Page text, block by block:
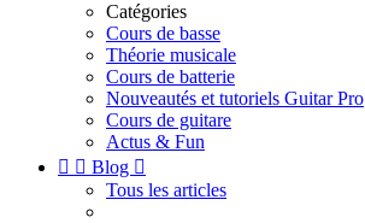
Catégories
Cours de basse
Théorie musicale
Cours de batterie
Nouveautés et tutoriels Guitar Pro
Cours de guitare
Actus & Fun
  Blog 
Tous les articles